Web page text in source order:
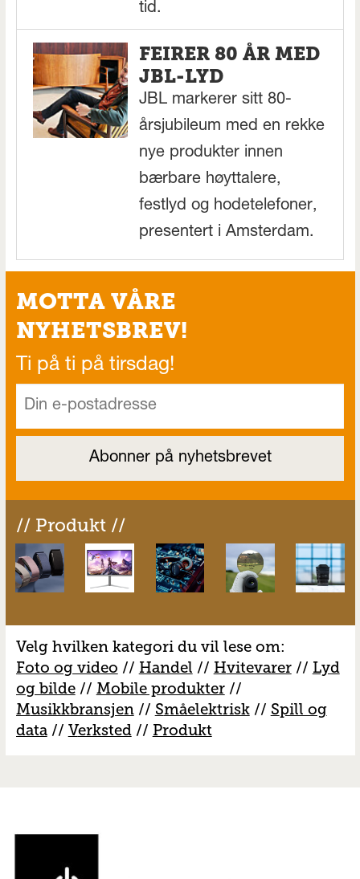
tid.
FEIRER 80 ÅR MED
JBL-LYD
JBL markerer sitt 80-
årsjubileum med en rekke
nye produkter innen
bærbare høyttalere,
festlyd og hodetelefoner,
presentert i Amsterdam.
MOTTA VÅRE
NYHETSBREV!
Ti på ti på tirsdag!
// Produkt //
Velg hvilken kategori du vil lese om:
Foto og video // Handel // Hvitevarer// Lyd
og bilde// Mobile produkter//
Musikkbransjen// Småelektrisk// Spill og
data// Verksted// Produkt